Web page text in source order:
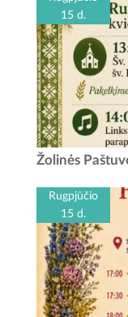
15 d.
Žolinių šventė
Žolinės
Rugpjūčio
15 d.